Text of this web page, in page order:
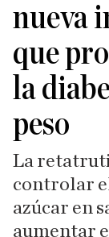
nueva
que
la
peso
La
controlar
azúcar en
aumentar